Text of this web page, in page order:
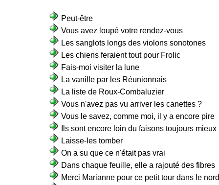
Peut-être
Vous avez loupé votre rendez-vous
Les sanglots longs des violons sonotones
Les chiens feraient tout pour Frolic
Fais-moi visiter la lune
La vanille par les Réunionnais
La liste de Roux-Combaluzier
Vous n'avez pas vu arriver les canettes ?
Vous le savez, comme moi, il y a encore pire
Ils sont encore loin du faisons toujours mieux
Laisse-les tomber
On a su que ce n'était pas vrai
Dans chaque feuille, elle a rajouté des fibres
Merci Marianne pour ce petit tour dans le nord